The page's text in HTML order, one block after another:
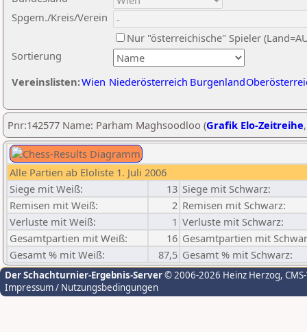
Sortierung
Spgem./Kreis/Verein
Nur "österreichische" Spieler
Vereinslisten:Wien Niederösterreich Burgenland
Pnr:142577 Name: Parham Maghsoodloo (Grafik Elo-Zeitreihe
Alle Partien ab Eloliste 1. Juli 2006
Siege mit Weiß:
13 Siege mit Schwarz:
Remisen mit Weiß:
2 Remisen mit Schwarz:
Verluste mit Weiß:
1 Verluste mit Schwarz:
Gesamtpartien mit Weiß:
16 Gesamtpartien mit
Gesamt % mit Weiß:
87,5 Gesamt % mit Schwarz:
Der Schachturnier-Ergebnis-Server© 2006-2026 Heinz Herzog,
Impressum / Nutzungsbedingungen